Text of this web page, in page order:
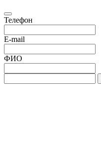
Телефон
E-mail
ФИО